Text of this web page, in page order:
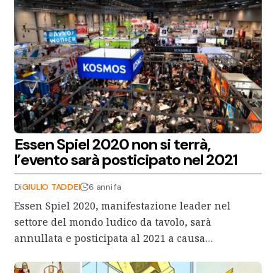
Essen Spiel 2020 non si terrà,
l’evento sarà posticipato nel 2021
DiGIULIO TADDEI 6 anni fa
Essen Spiel 2020, manifestazione leader nel
settore del mondo ludico da tavolo, sarà
annullata e posticipata al 2021 a causa…